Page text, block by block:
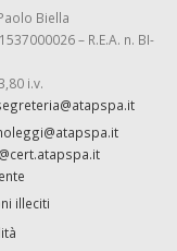
Biella
– R.E.A. n. BI-
i.v.
illeciti